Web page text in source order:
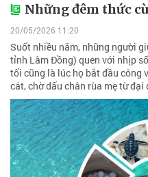
Những đêm thức
20/05/2026 11:20
Suốt nhiều năm, những người
tỉnh Lâm Đồng) quen với nhịp
tối cũng là lúc họ bắt đầu công
cát, chờ dấu chân rùa mẹ từ đại